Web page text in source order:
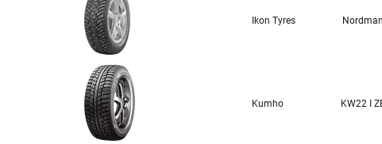
Ikon Tyres
Kumho KW22 I